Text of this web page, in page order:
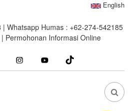
English
Whatsapp Humas : +62-274-542185
| Permohonan Informasi Online
Instagram youtube
FA